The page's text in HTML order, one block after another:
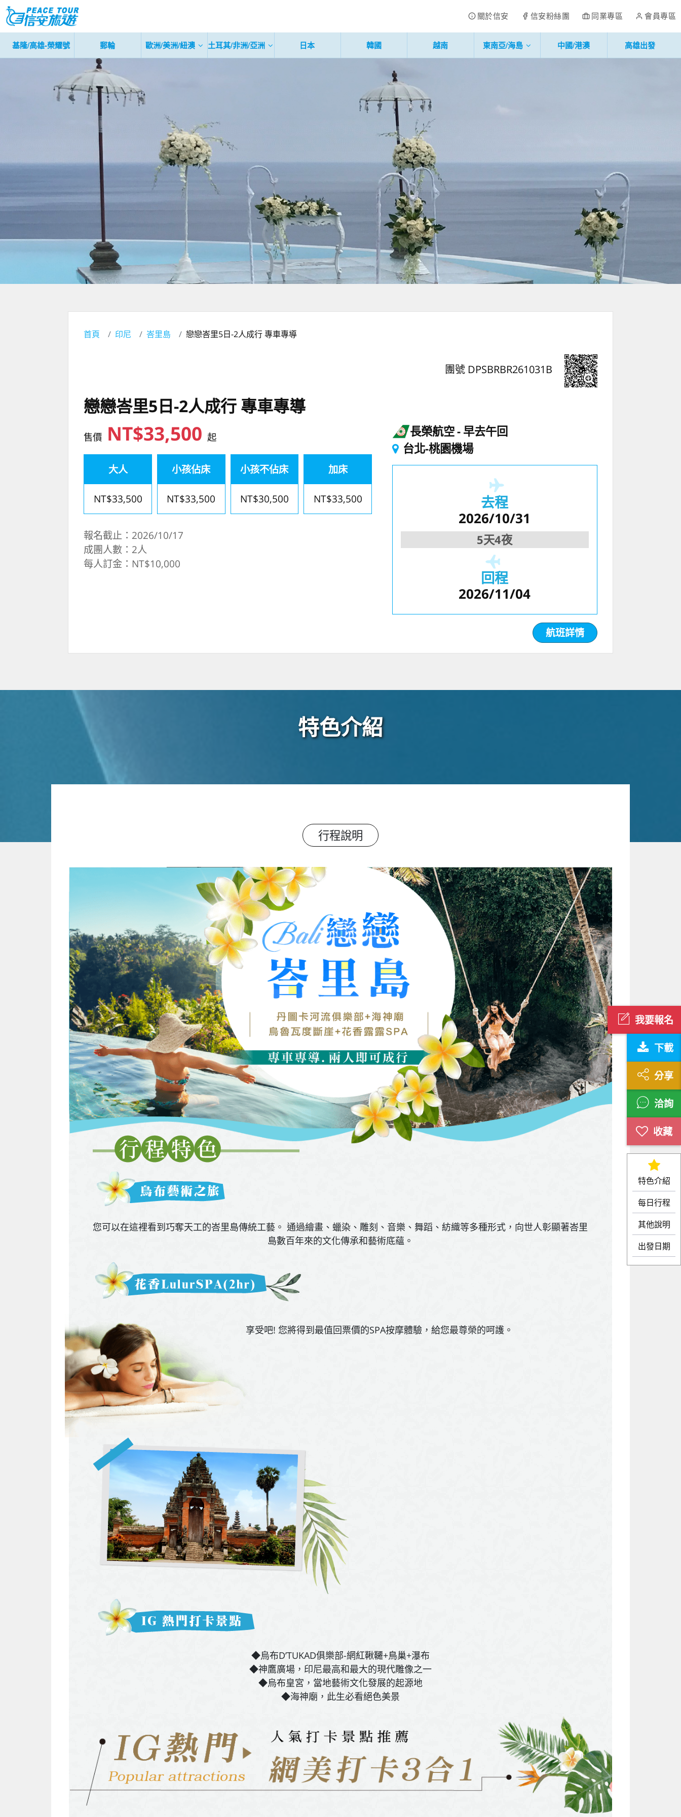
關於信安 信安粉絲團 同業專區 會員專區
基隆/高雄-榮耀號 郵輪 歐洲/美洲/紐澳 土耳其/非洲/亞洲 日本 韓國 越南 東南亞/海島 中國/港澳 高雄出發
我要報名
下載
分享
洽詢
特色介紹
每日行程
其他說明
出發日期
首頁 印尼 峇里島 戀戀峇里5日-2人成行 專車專導
團號 DPSBRBR261031B
戀戀峇里5日-2人成行 專車專導
售價 NT$33,500起
大人
NT$33,500
小孩佔床
NT$33,500
小孩不佔床
NT$30,500
加床
NT$33,500
報名截止：2026/10/17
成團人數：2人
每人訂金：NT$10,000
長榮航空 早去午回
台北-桃園機場
去程
2026/10/31
5天4夜
回程
2026/11/04
航班詳情
特色介紹
行程說明
您可以在這裡看到巧奪天工的峇里島傳統工藝。 通過繪畫、蠟染、雕刻、音樂、舞蹈、紡織等多種形式，向世人彰顯著峇里
島數百年來的文化傳承和藝術底蘊。
享受吧! 您將得到最值回票價的SPA按摩體驗，給您最尊榮的呵護。
◆烏布D’TUKAD俱樂部-網紅鞦韆+鳥巢+瀑布
◆神鷹廣場，印尼最高和最大的現代雕像之一
◆烏布皇宮，當地藝術文化發展的起源地
◆海神廟，此生必看絕色美景